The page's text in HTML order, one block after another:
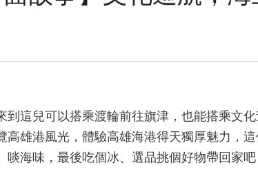
到這兒可以搭乘渡輪前往旗津，也能搭乘文
高雄港風光，體驗高雄海港得天獨厚魅力，
啖海味，最後吃個冰、選品挑個好物帶回家吧